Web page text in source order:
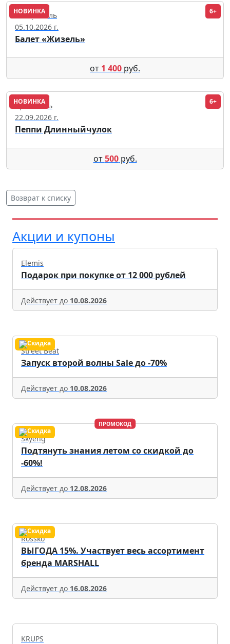
НОВИНКА 6+
Ставрополь
05.10.2026 г.
Балет «Жизель»
от 1 400 руб.
НОВИНКА 6+
Ярославль
22.09.2026 г.
Пеппи Длинныйчулок
от500руб.
Возврат к списку
Акции и купоны
Elemis
Подарок при покупке от 12 000 рублей
Действует до 10.08.2026
Street Beat
Запуск второй волны Sale до -70%
Действует до 10.08.2026
ПРОМОКОД
Skyeng
Подтянуть знания летом со скидкой до
-60%!
Действует до 12.08.2026
Rossko
ВЫГОДА 15%. Участвует весь ассортимент
бренда MARSHALL
Действует до 16.08.2026
KRUPS